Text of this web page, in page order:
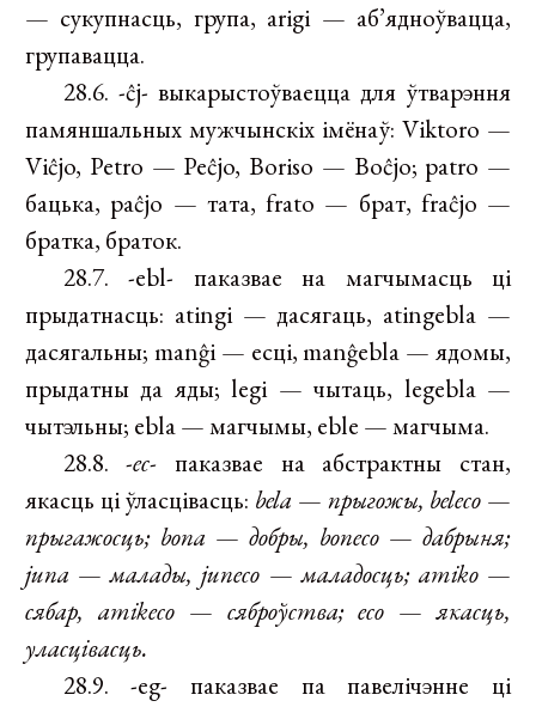
— сукупнасць, група, arigi — аб’ядноўвацца,
групавацца.
28.6. -ĉj- выкарыстоўваецца для ўтварэння
памяншальных мужчынскіх імёнаў: Viktoro —
Viĉjo, Petro — Peĉjo, Boriso — Boĉjo; patro —
бацька, paĉjo — тата, frato — брат, fraĉjo —
братка, браток.
28.7. -ebl- паказвае на магчымасць ці
прыдатнасць: atingi — дасягаць, atingebla —
дасягальны; manĝi — есці, manĝebla — ядомы,
прыдатны да яды; legi — чытаць, legebla —
чытэльны; ebla — магчымы, eble — магчыма.
28.8.-ec- паказвае на абстрактны стан,
якасць ці ўласцівасць: bela — прыгожы, beleco —
прыгажосць; bona — добры, boneco — дабрыня;
juna —малады, juneco —маладосць; amiko—
сябар, amikeco— сяброўства; eco —якасць,
уласцівасць.
28.9. -eg- паказвае па павелічэнне ці